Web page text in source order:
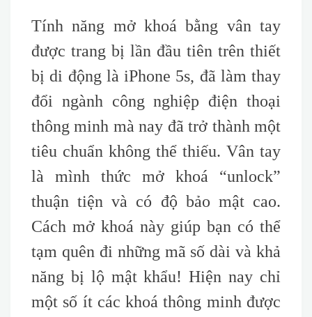
Tính năng mở khoá bằng vân tay
được trang bị lần đầu tiên trên thiết
bị di động là iPhone 5s, đã làm thay
đổi ngành công nghiệp điện thoại
thông minh mà nay đã trở thành một
tiêu chuẩn không thể thiếu. Vân tay
là mình thức mở khoá “unlock”
thuận tiện và có độ bảo mật cao.
Cách mở khoá này giúp bạn có thể
tạm quên đi những mã số dài và khả
năng bị lộ mật khẩu! Hiện nay chỉ
một số ít các khoá thông minh được